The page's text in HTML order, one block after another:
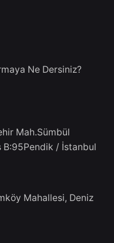
Ne Dersiniz?
Mah.Sümbül
B:95Pendik / İstanbul
Mahallesi, Deniz